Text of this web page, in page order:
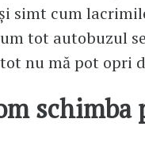
simt cum
tot autobuzul
nu mă pot opri
schimba